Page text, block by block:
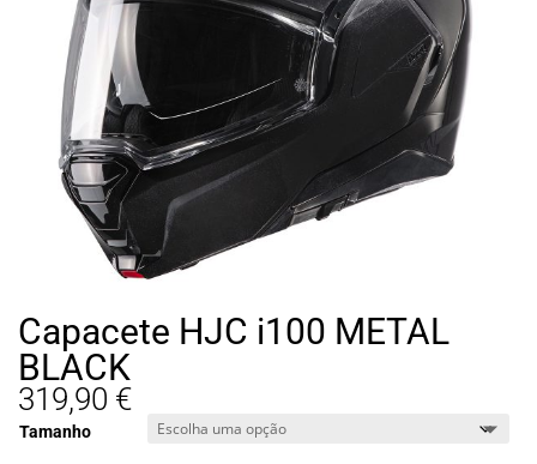
Capacete HJC i100 METAL
BLACK
319,90 €
Tamanho